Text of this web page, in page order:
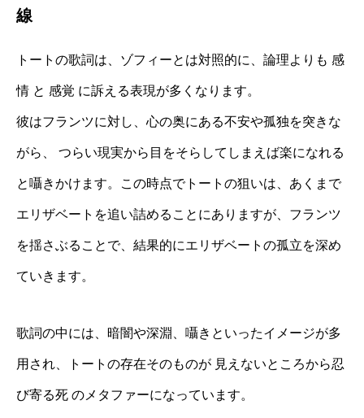
線
トートの歌詞は、ゾフィーとは対照的に、論理よりも 感
情 と 感覚 に訴える表現が多くなります。
彼はフランツに対し、心の奥にある不安や孤独を突きな
がら、 つらい現実から目をそらしてしまえば楽になれる
と囁きかけます。この時点でトートの狙いは、あくまで
エリザベートを追い詰めることにありますが、フランツ
を揺さぶることで、結果的にエリザベートの孤立を深め
ていきます。
歌詞の中には、暗闇や深淵、囁きといったイメージが多
用され、トートの存在そのものが 見えないところから忍
び寄る死 のメタファーになっています。